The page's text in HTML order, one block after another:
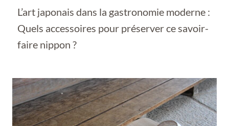
L’art japonais dans la gastronomie moderne :
Quels accessoires pour préserver ce savoir-
faire nippon ?